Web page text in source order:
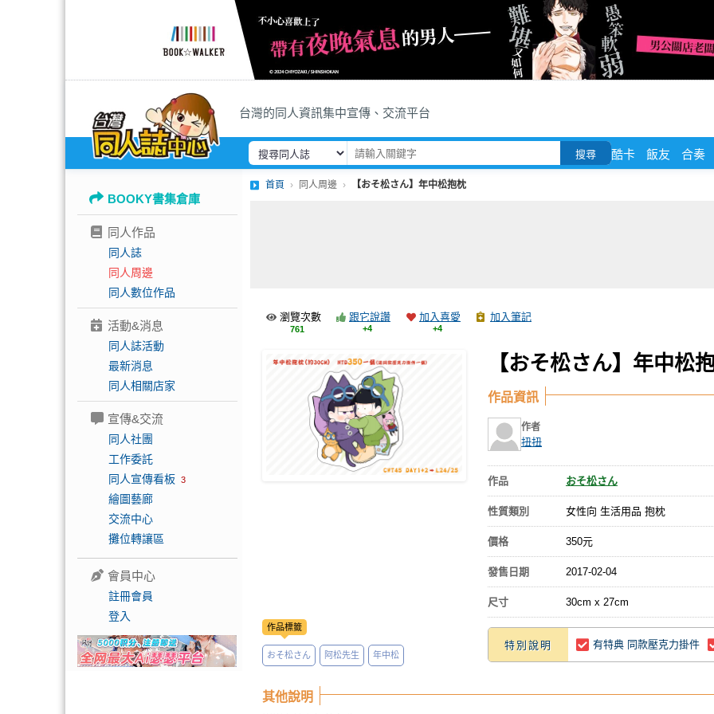
台灣的同人資訊集中宣傳、交流平台
搜尋 酷卡 飯友 合奏
BOOKY書集倉庫
同人作品
同人誌
同人周邊
同人數位作品
活動&消息
同人誌活動
最新消息
同人相關店家
宣傳&交流
同人社團
工作委託
同人宣傳看板 3
繪圖藝廊
交流中心
攤位轉讓區
會員中心
註冊會員
登入
首頁 同人周邊 【おそ松さん】年中松抱枕
瀏覽次數
761
跟它說讚
+4
加入喜愛
+4
加入筆記
【おそ松さん】年中松
作品標籤
おそ松さん 阿松先生 年中松
作品資訊
作者
扭扭
作品 おそ松さん
性質類別 女性向 生活用品 抱枕
價格 350元
發售日期 2017-02-04
尺寸 30cm x 27cm
特別說明 有特典 同款壓克力掛件
其他說明